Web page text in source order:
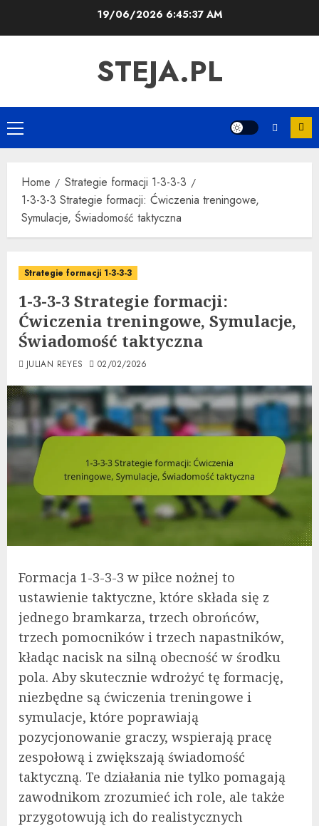
19/06/2026 6:45:38 AM
STEJA.PL
Primary
Menu
Home
Strategie formacji 1-3-3-3
1-3-3-3 Strategie formacji: Ćwiczenia treningowe,
Symulacje, Świadomość taktyczna
Strategie formacji 1-3-3-3
1-3-3-3 Strategie formacji:
Ćwiczenia treningowe, Symulacje,
Świadomość taktyczna
JULIAN REYES 02/02/2026
Formacja 1-3-3-3 w piłce nożnej to
ustawienie taktyczne, które składa się z
jednego bramkarza, trzech obrońców,
trzech pomocników i trzech napastników,
kładąc nacisk na silną obecność w środku
pola. Aby skutecznie wdrożyć tę formację,
niezbędne są ćwiczenia treningowe i
symulacje, które poprawiają
pozycjonowanie graczy, wspierają pracę
zespołową i zwiększają świadomość
taktyczną. Te działania nie tylko pomagają
zawodnikom zrozumieć ich role, ale także
przygotowują ich do realistycznych